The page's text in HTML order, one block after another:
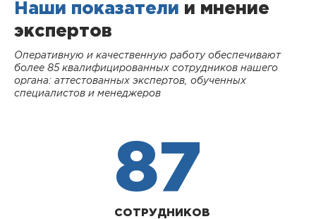
Наши показатели и мнение
экспертов
Оперативную и качественную работу обеспечивают
более 85 квалифицированных сотрудников нашего
органа: аттестованных экспертов, обученных
специалистов и менеджеров
87
СОТРУДНИКОВ